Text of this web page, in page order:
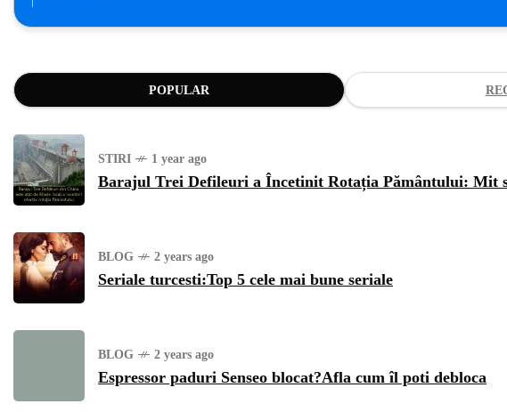
POPULAR
STIRI 1 year ago
Barajul Trei Defileuri a Încetinit Rotația Pământului: Mit
BLOG 2 years ago
Seriale turcesti:Top 5 cele mai bune seriale
BLOG 2 years ago
Espressor paduri Senseo blocat?Afla cum îl poti debloca